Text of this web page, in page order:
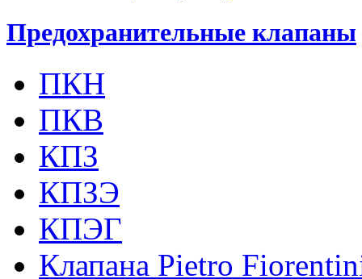
Предохранительные клапаны
ПКН
ПКВ
КПЗ
КПЗЭ
КПЭГ
Клапана Pietro